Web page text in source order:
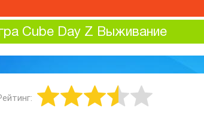
Cube Day Z Выживание